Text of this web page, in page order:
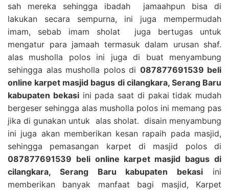
sah mereka sehingga ibadah jamaahpun bisa di
lakukan secara sempurna, ini juga mempermudah
imam, sebab imam sholat juga bertugas untuk
mengatur para jamaah termasuk dalam urusan shaf.
alas musholla polos ini juga di buat menyambung
sehingga alas musholla polos di 087877691539 beli
online karpet masjid bagus di cilangkara, Serang Baru
kabupaten bekasiini pada saat di pakai tidak mudah
bergeser sehingga alas musholla polos ini memang pas
jika di gunakan untuk alas sholat. disain menyambung
ini juga akan memberikan kesan rapaih pada masjid,
sehingga pemasangan karpet di masjid polos di
087877691539 beli online karpet masjid bagus di
cilangkara, Serang Baru kabupaten bekasi ini
memberikan banyak manfaat bagi masjid, Karpet